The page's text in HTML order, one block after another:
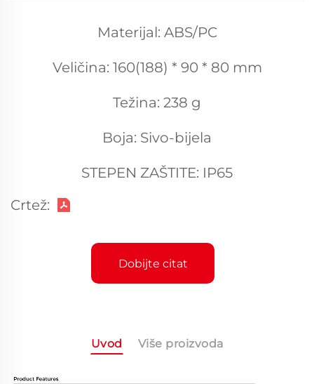
Materijal: ABS/PC
Veličina: 160(188) * 90 * 80 mm
Težina: 238 g
Boja: Sivo-bijela
STEPEN ZAŠTITE: IP65
Crtež:
Dobijte citat
Uvod Više proizvoda